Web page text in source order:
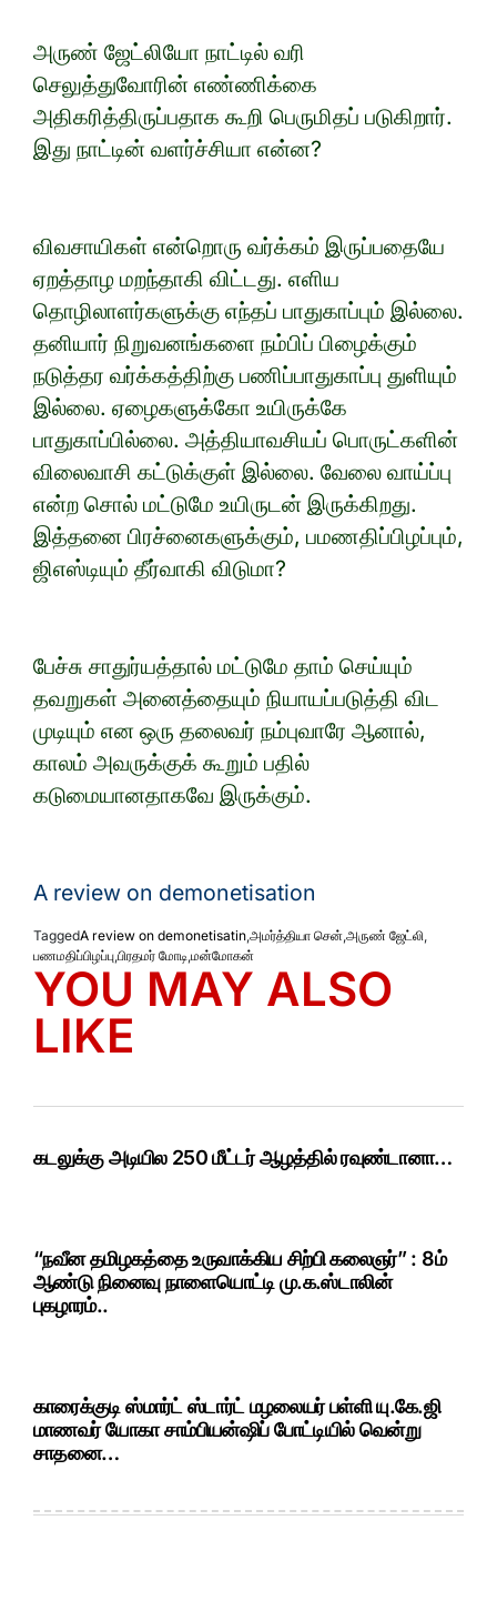
அருண் ஜேட்லியோ நாட்டில் வரி
செலுத்துவோரின் எண்ணிக்கை
அதிகரித்திருப்பதாக கூறி பெருமிதப் படுகிறார்.
இது நாட்டின் வளர்ச்சியா என்ன?
விவசாயிகள் என்றொரு வர்க்கம் இருப்பதையே
ஏறத்தாழ மறந்தாகி விட்டது. எளிய
தொழிலாளர்களுக்கு எந்தப் பாதுகாப்பும் இல்லை.
தனியார் நிறுவனங்களை நம்பிப் பிழைக்கும்
நடுத்தர வர்க்கத்திற்கு பணிப்பாதுகாப்பு துளியும்
இல்லை. ஏழைகளுக்கோ உயிருக்கே
பாதுகாப்பில்லை. அத்தியாவசியப் பொருட்களின்
விலைவாசி கட்டுக்குள் இல்லை. வேலை வாய்ப்பு
என்ற சொல் மட்டுமே உயிருடன் இருக்கிறது.
இத்தனை பிரச்னைகளுக்கும், பமணதிப்பிழப்பும்,
ஜிஎஸ்டியும் தீர்வாகி விடுமா?
பேச்சு சாதுர்யத்தால் மட்டுமே தாம் செய்யும்
தவறுகள் அனைத்தையும் நியாயப்படுத்தி விட
முடியும் என ஒரு தலைவர் நம்புவாரே ஆனால்,
காலம் அவருக்குக் கூறும் பதில்
கடுமையானதாகவே இருக்கும்.
A review on demonetisation
TaggedA review on demonetisatin,அமர்த்தியா சென்,அருண் ஜேட்லி,
பணமதிப்பிழப்பு,பிரதமர் மோடி,மன்மோகன்
YOU MAY ALSO
LIKE
கடலுக்கு அடியில 250 மீட்டர் ஆழத்தில் ரவுண்டானா…
“நவீன தமிழகத்தை உருவாக்கிய சிற்பி கலைஞர்” : 8ம்
ஆண்டு நினைவு நாளையொட்டி மு.க.ஸ்டாலின்
புகழாரம்..
காரைக்குடி ஸ்மார்ட் ஸ்டார்ட் மழலையர் பள்ளி யு.கே.ஜி
மாணவர் யோகா சாம்பியன்ஷிப் போட்டியில் வென்று
சாதனை…